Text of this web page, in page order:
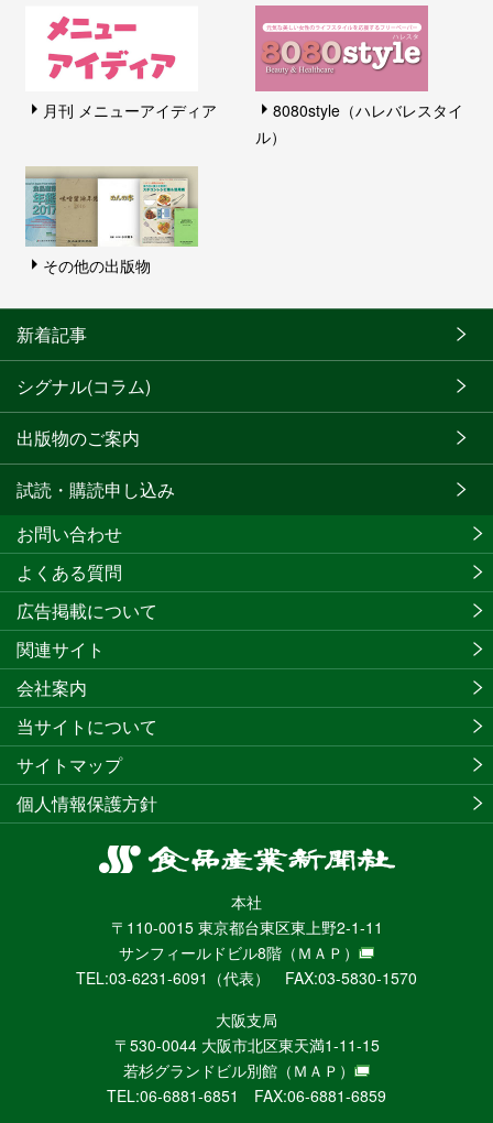
月刊 メニューアイディア
8080style（ハレバレスタイ
ル）
その他の出版物
新着記事
シグナル(コラム)
出版物のご案内
試読・購読申し込み
食
産
業
新
聞
社
ニ
ュ
ー
本社
〒110-0015 東京都台東区東上野2-1-11
サンフィールドビル8階 （ＭＡＰ）
TEL:03-6231-6091（代表） FAX:03-5830-1570
大阪支局
〒530-0044 大阪市北区東天満1-11-15
若杉グランドビル別館 （ＭＡＰ）
TEL:06-6881-6851 FAX:06-6881-6859
お問い合わせ
よくある質問
広告掲載について
関連サイト
会社案内
当サイトについて
サイトマップ
個人情報保護方針